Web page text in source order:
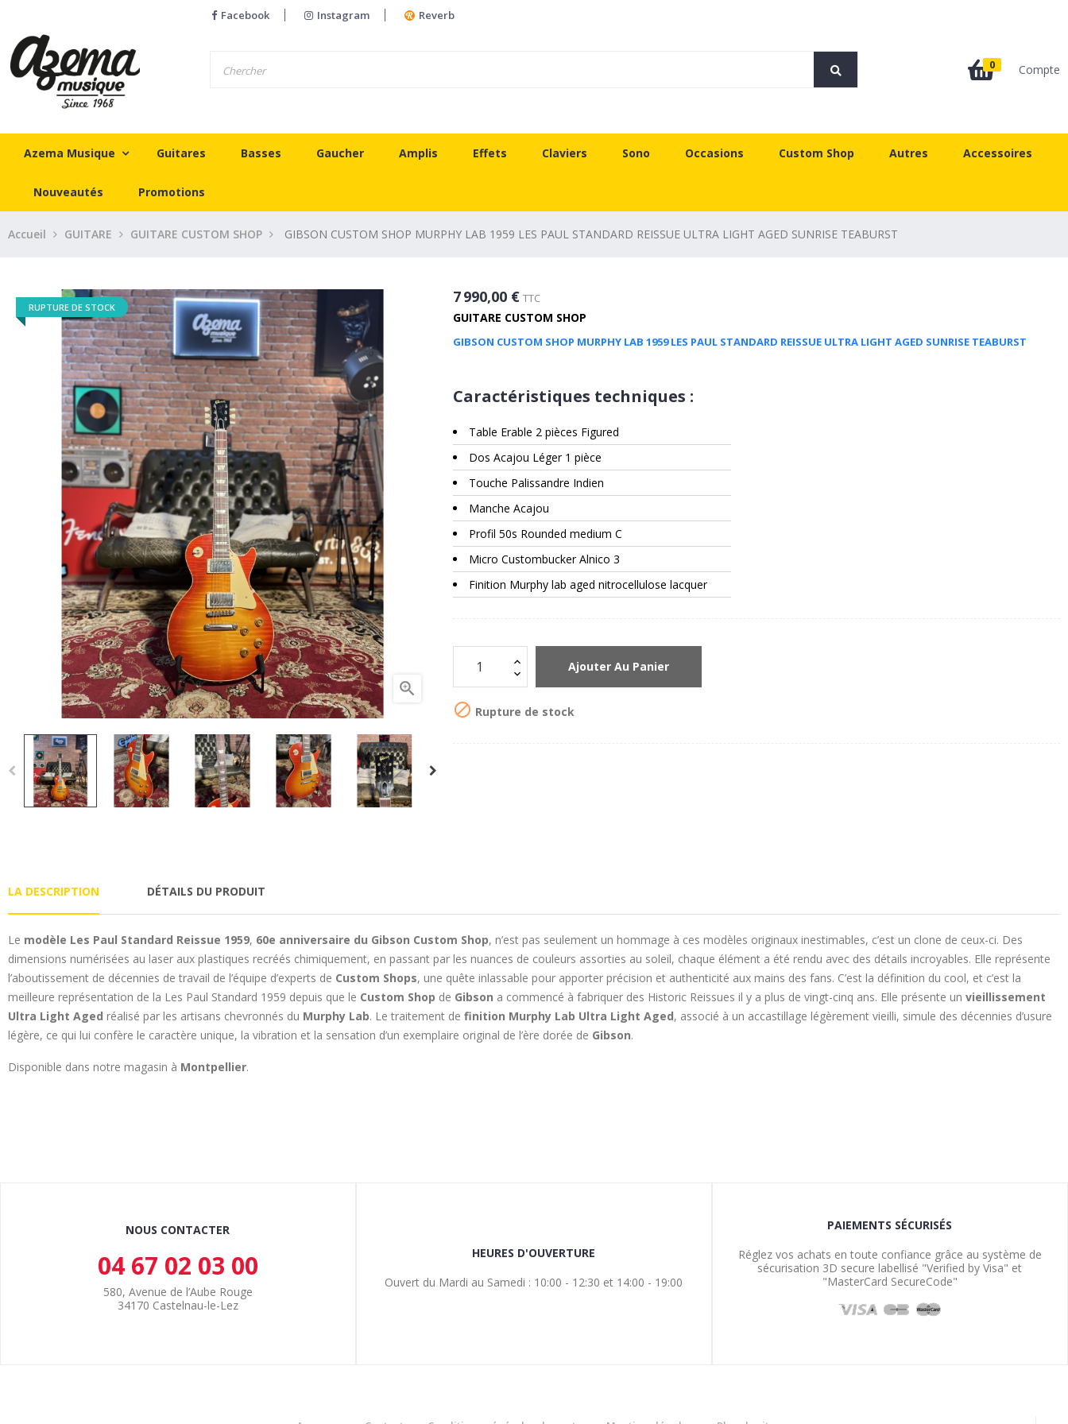
Facebook Instagram Reverb
0 Compte
Azema Musique Guitares Basses Gaucher Amplis Effets Claviers Sono Occasions Custom Shop Autres Accessoires
Nouveautés Promotions
Accueil GUITARE GUITARE CUSTOM SHOP GIBSON CUSTOM SHOP MURPHY LAB 1959 LES PAUL STANDARD REISSUE ULTRA LIGHT AGED SUNRISE TEABURST
RUPTURE DE STOCK

7 990,00 € TTC
GUITARE CUSTOM SHOP
GIBSON CUSTOM SHOP MURPHY LAB 1959 LES PAUL STANDARD REISSUE ULTRA LIGHT AGED SUNRISE TEABURST
Caractéristiques techniques :
Table Erable 2 pièces Figured
Dos Acajou Léger 1 pièce
Touche Palissandre Indien
Manche Acajou
Profil 50s Rounded medium C
Micro Custombucker Alnico 3
Finition Murphy lab aged nitrocellulose lacquer
Ajouter Au Panier
 Rupture de stock
LA DESCRIPTION DÉTAILS DU PRODUIT
Le modèle Les Paul Standard Reissue 1959, 60e anniversaire du Gibson Custom Shop, n’est pas seulement un hommage à ces modèles originaux inestimables, c’est un clone de ceux-ci. Des
dimensions numérisées au laser aux plastiques recréés chimiquement, en passant par les nuances de couleurs assorties au soleil, chaque élément a été rendu avec des détails incroyables. Elle représente
l’aboutissement de décennies de travail de l’équipe d’experts de Custom Shops, une quête inlassable pour apporter précision et authenticité aux mains des fans. C’est la définition du cool, et c’est la
meilleure représentation de la Les Paul Standard 1959 depuis que le Custom Shop de Gibson a commencé à fabriquer des Historic Reissues il y a plus de vingt-cinq ans. Elle présente un vieillissement
Ultra Light Aged réalisé par les artisans chevronnés du Murphy Lab. Le traitement de finition Murphy Lab Ultra Light Aged, associé à un accastillage légèrement vieilli, simule des décennies d’usure
légère, ce qui lui confère le caractère unique, la vibration et la sensation d’un exemplaire original de l’ère dorée de Gibson.
Disponible dans notre magasin à Montpellier.
NOUS CONTACTER
04 67 02 03 00
580, Avenue de l’Aube Rouge
34170 Castelnau-le-Lez
HEURES D'OUVERTURE
Ouvert du Mardi au Samedi : 10:00 - 12:30 et 14:00 - 19:00
PAIEMENTS SÉCURISÉS
Réglez vos achats en toute confiance grâce au système de
sécurisation 3D secure labellisé "Verified by Visa" et
"MasterCard SecureCode"